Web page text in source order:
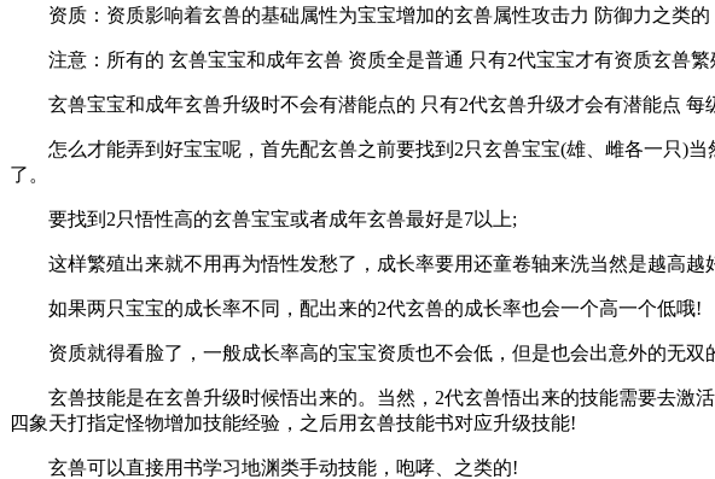
资质：资质影响着玄兽的基础属性为宝宝增加的玄兽属性攻击力 防御力之类的
注意：所有的 玄兽宝宝和成年玄兽 资质全是普通 只有2代宝宝才有资质玄兽繁
玄兽宝宝和成年玄兽升级时不会有潜能点的 只有2代玄兽升级才会有潜能点 每
怎么才能弄到好宝宝呢，首先配玄兽之前要找到2只玄兽宝宝(雄、雌各一只)当
了。
要找到2只悟性高的玄兽宝宝或者成年玄兽最好是7以上;
这样繁殖出来就不用再为悟性发愁了，成长率要用还童卷轴来洗当然是越高越
如果两只宝宝的成长率不同，配出来的2代玄兽的成长率也会一个高一个低哦!
资质就得看脸了，一般成长率高的宝宝资质也不会低，但是也会出意外的无双
玄兽技能是在玄兽升级时候悟出来的。当然，2代玄兽悟出来的技能需要去激活
四象天打指定怪物增加技能经验，之后用玄兽技能书对应升级技能!
玄兽可以直接用书学习地渊类手动技能，咆哮、之类的!